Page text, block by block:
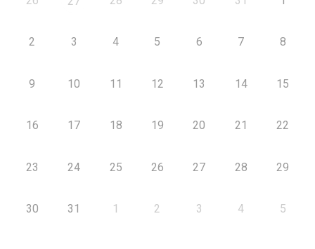
2 3 4 5 6 7 8
9 10 11 12 13 14 15
16 17 18 19 20 21 22
23 24 25 26 27 28 29
30 31 1 2 3 4 5